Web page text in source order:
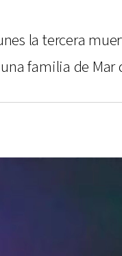
la tercera
familia de